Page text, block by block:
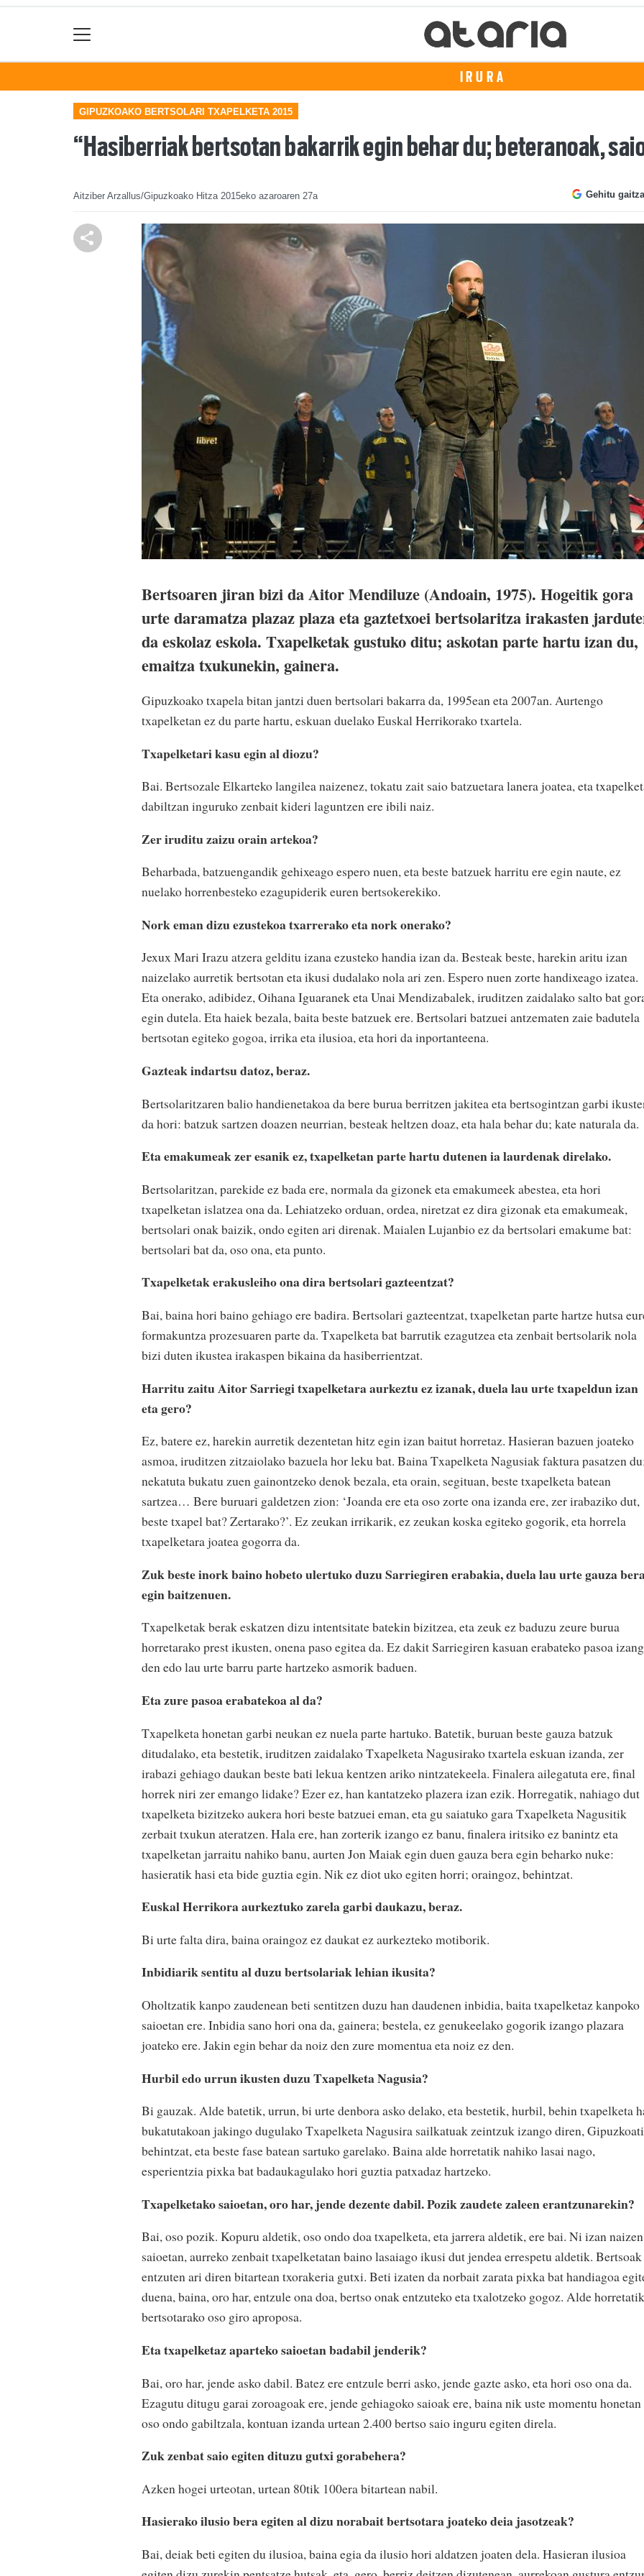
IRURA
GIPUZKOAKO BERTSOLARI TXAPELKETA 2015
“Hasiberriak bertsotan bakarrik egin behar du; beteranoak,
Aitziber Arzallus/Gipuzkoako Hitza 2015eko azaroaren 27a Gehitu
Bertsoaren jiran bizi da Aitor Mendiluze (Andoain, 1975). Hogeitik gora
urte daramatza plazaz plaza eta gaztetxoei bertsolaritza irakasten
da eskolaz eskola. Txapelketak gustuko ditu; askotan parte hartu izan du,
emaitza txukunekin, gainera.
Gipuzkoako txapela bitan jantzi duen bertsolari bakarra da, 1995ean eta 2007an. Aurtengo
txapelketan ez du parte hartu, eskuan duelako Euskal Herrikorako txartela.
Txapelketari kasu egin al diozu?
Bai. Bertsozale Elkarteko langilea naizenez, tokatu zait saio batzuetara lanera joatea, eta
dabiltzan inguruko zenbait kideri laguntzen ere ibili naiz.
Zer iruditu zaizu orain artekoa?
Beharbada, batzuengandik gehixeago espero nuen, eta beste batzuek harritu ere egin naute, ez
nuelako horrenbesteko ezagupiderik euren bertsokerekiko.
Nork eman dizu ezustekoa txarrerako eta nork onerako?
Jexux Mari Irazu atzera gelditu izana ezusteko handia izan da. Besteak beste, harekin aritu izan
naizelako aurretik bertsotan eta ikusi dudalako nola ari zen. Espero nuen zorte handixeago izatea.
Eta onerako, adibidez, Oihana Iguaranek eta Unai Mendizabalek, iruditzen zaidalako salto bat
egin dutela. Eta haiek bezala, baita beste batzuek ere. Bertsolari batzuei antzematen zaie badutela
bertsotan egiteko gogoa, irrika eta ilusioa, eta hori da inportanteena.
Gazteak indartsu datoz, beraz.
Bertsolaritzaren balio handienetakoa da bere burua berritzen jakitea eta bertsogintzan garbi
da hori: batzuk sartzen doazen neurrian, besteak heltzen doaz, eta hala behar du; kate naturala da.
Eta emakumeak zer esanik ez, txapelketan parte hartu dutenen ia laurdenak direlako.
Bertsolaritzan, parekide ez bada ere, normala da gizonek eta emakumeek abestea, eta hori
txapelketan islatzea ona da. Lehiatzeko orduan, ordea, niretzat ez dira gizonak eta emakumeak,
bertsolari onak baizik, ondo egiten ari direnak. Maialen Lujanbio ez da bertsolari emakume bat:
bertsolari bat da, oso ona, eta punto.
Txapelketak erakusleiho ona dira bertsolari gazteentzat?
Bai, baina hori baino gehiago ere badira. Bertsolari gazteentzat, txapelketan parte hartze hutsa
formakuntza prozesuaren parte da. Txapelketa bat barrutik ezagutzea eta zenbait bertsolarik nola
bizi duten ikustea irakaspen bikaina da hasiberrientzat.
Harritu zaitu Aitor Sarriegi txapelketara aurkeztu ez izanak, duela lau urte txapeldun izan
eta gero?
Ez, batere ez, harekin aurretik dezentetan hitz egin izan baitut horretaz. Hasieran bazuen joateko
asmoa, iruditzen zitzaiolako bazuela hor leku bat. Baina Txapelketa Nagusiak faktura pasatzen
nekatuta bukatu zuen gainontzeko denok bezala, eta orain, segituan, beste txapelketa batean
sartzea… Bere buruari galdetzen zion: ‘Joanda ere eta oso zorte ona izanda ere, zer irabaziko dut,
beste txapel bat? Zertarako?’. Ez zeukan irrikarik, ez zeukan koska egiteko gogorik, eta horrela
txapelketara joatea gogorra da.
Zuk beste inork baino hobeto ulertuko duzu Sarriegiren erabakia, duela lau urte gauza
egin baitzenuen.
Txapelketak berak eskatzen dizu intentsitate batekin bizitzea, eta zeuk ez baduzu zeure burua
horretarako prest ikusten, onena paso egitea da. Ez dakit Sarriegiren kasuan erabateko pasoa
den edo lau urte barru parte hartzeko asmorik baduen.
Eta zure pasoa erabatekoa al da?
Txapelketa honetan garbi neukan ez nuela parte hartuko. Batetik, buruan beste gauza batzuk
ditudalako, eta bestetik, iruditzen zaidalako Txapelketa Nagusirako txartela eskuan izanda, zer
irabazi gehiago daukan beste bati lekua kentzen ariko nintzatekeela. Finalera ailegatuta ere, final
horrek niri zer emango lidake? Ezer ez, han kantatzeko plazera izan ezik. Horregatik, nahiago dut
txapelketa bizitzeko aukera hori beste batzuei eman, eta gu saiatuko gara Txapelketa Nagusitik
zerbait txukun ateratzen. Hala ere, han zorterik izango ez banu, finalera iritsiko ez banintz eta
txapelketan jarraitu nahiko banu, aurten Jon Maiak egin duen gauza bera egin beharko nuke:
hasieratik hasi eta bide guztia egin. Nik ez diot uko egiten horri; oraingoz, behintzat.
Euskal Herrikora aurkeztuko zarela garbi daukazu, beraz.
Bi urte falta dira, baina oraingoz ez daukat ez aurkezteko motiborik.
Inbidiarik sentitu al duzu bertsolariak lehian ikusita?
Oholtzatik kanpo zaudenean beti sentitzen duzu han daudenen inbidia, baita txapelketaz kanpoko
saioetan ere. Inbidia sano hori ona da, gainera; bestela, ez genukeelako gogorik izango plazara
joateko ere. Jakin egin behar da noiz den zure momentua eta noiz ez den.
Hurbil edo urrun ikusten duzu Txapelketa Nagusia?
Bi gauzak. Alde batetik, urrun, bi urte denbora asko delako, eta bestetik, hurbil, behin txapelketa
bukatutakoan jakingo dugulako Txapelketa Nagusira sailkatuak zeintzuk izango diren,
behintzat, eta beste fase batean sartuko garelako. Baina alde horretatik nahiko lasai nago,
esperientzia pixka bat badaukagulako hori guztia patxadaz hartzeko.
Txapelketako saioetan, oro har, jende dezente dabil. Pozik zaudete zaleen erantzunarekin?
Bai, oso pozik. Kopuru aldetik, oso ondo doa txapelketa, eta jarrera aldetik, ere bai. Ni izan naizen
saioetan, aurreko zenbait txapelketatan baino lasaiago ikusi dut jendea errespetu aldetik. Bertsoak
entzuten ari diren bitartean txorakeria gutxi. Beti izaten da norbait zarata pixka bat handiagoa
duena, baina, oro har, entzule ona doa, bertso onak entzuteko eta txalotzeko gogoz. Alde
bertsotarako oso giro aproposa.
Eta txapelketaz aparteko saioetan badabil jenderik?
Bai, oro har, jende asko dabil. Batez ere entzule berri asko, jende gazte asko, eta hori oso ona da.
Ezagutu ditugu garai zoroagoak ere, jende gehiagoko saioak ere, baina nik uste momentu honetan
oso ondo gabiltzala, kontuan izanda urtean 2.400 bertso saio inguru egiten direla.
Zuk zenbat saio egiten dituzu gutxi gorabehera?
Azken hogei urteotan, urtean 80tik 100era bitartean nabil.
Hasierako ilusio bera egiten al dizu norabait bertsotara joateko deia jasotzeak?
Bai, deiak beti egiten du ilusioa, baina egia da ilusio hori aldatzen joaten dela. Hasieran ilusioa